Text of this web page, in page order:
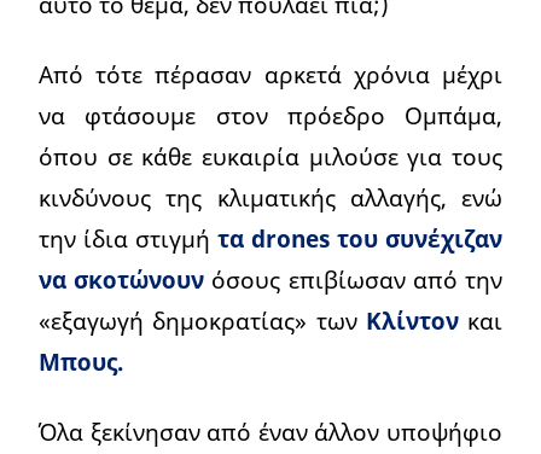
Από τότε πέρασαν αρκετά χρόνια μέχρι
να φτάσουμε στον πρόεδρο Ομπάμα,
όπου σε κάθε ευκαιρία μιλούσε για τους
κινδύνους της κλιματικής αλλαγής, ενώ
την ίδια στιγμή τα drones του συνέχιζαν
να σκοτώνουν όσους επιβίωσαν από την
«εξαγωγή δημοκρατίας» των Κλίντονκαι
Μπους.
Όλα ξεκίνησαν από έναν άλλον υποψήφιο